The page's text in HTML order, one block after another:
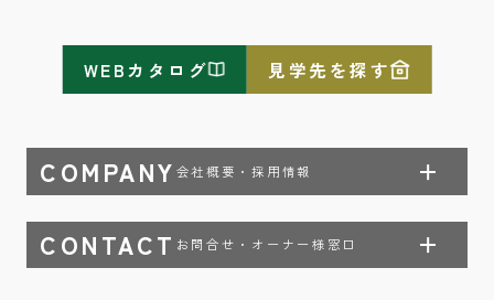
COMPANY 会社概要・採用情報
CONTACT お問合せ・オーナー様窓口
WEBカタログ 見学先を探す